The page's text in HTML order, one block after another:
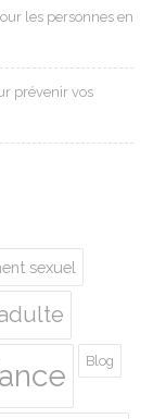
les personnes en
prévenir vos
sexuel
Blog